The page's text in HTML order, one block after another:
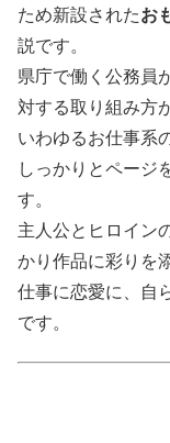
ため新設されたお
説です。
県庁で働く公務員
対する取り組み方
いわゆるお仕事系
しっかりとページ
す。
主人公とヒロイン
かり作品に彩りを
仕事に恋愛に、自
です。